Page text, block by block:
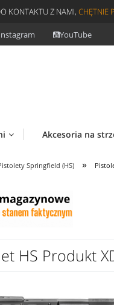
KONTAKTU Z NAMI, CHĘTNIE
YouTube
Akcesoria na
Springfield (HS) »
HS Produkt